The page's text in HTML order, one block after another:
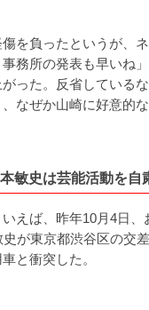
を負ったというが、
務所の発表も早いね
った。反省している
なぜか山崎に好意的
敏史は芸能活動を自
えば、昨年10月4日、
が東京都渋谷区の交
と衝突した。